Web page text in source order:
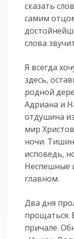
сказать
самим
слова
Я всегда
здесь,
родной
Адриана и
отдушина
мир
ночи.
исповедь,
Неспешные
главном.
Два дня
прощаться.
причале.